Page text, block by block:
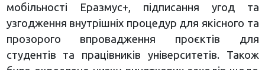
мобільності Еразмус+, підписання угод та
узгодження внутрішніх процедур для якісного та
прозорого впровадження проєктів для
студентів та працівників університетів. Також